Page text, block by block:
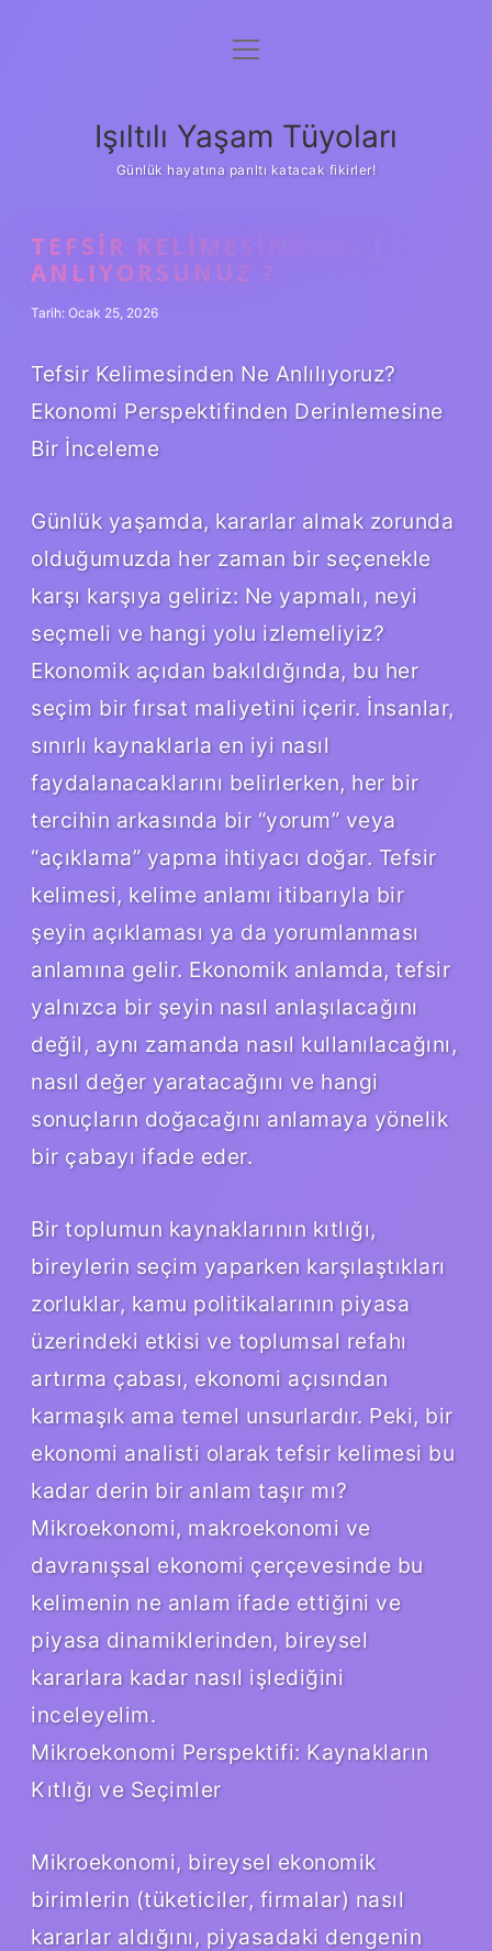
Anasayfa
Yasal Uyarı
menüyü
Işıltılı Yaşam Tüyoları
Günlük hayatına parıltı katacak fikirler!
TEFSIR KELIMESINDEN NE
ANLIYORSUNUZ ?
Tarih: Ocak 25, 2026
Tefsir Kelimesinden Ne Anlılıyoruz?
Ekonomi Perspektifinden Derinlemesine
Bir İnceleme
Günlük yaşamda, kararlar almak zorunda
olduğumuzda her zaman bir seçenekle
karşı karşıya geliriz: Ne yapmalı, neyi
seçmeli ve hangi yolu izlemeliyiz?
Ekonomik açıdan bakıldığında, bu her
seçim bir fırsat maliyetini içerir. İnsanlar,
sınırlı kaynaklarla en iyi nasıl
faydalanacaklarını belirlerken, her bir
tercihin arkasında bir “yorum” veya
“açıklama” yapma ihtiyacı doğar. Tefsir
kelimesi, kelime anlamı itibarıyla bir
şeyin açıklaması ya da yorumlanması
anlamına gelir. Ekonomik anlamda, tefsir
yalnızca bir şeyin nasıl anlaşılacağını
değil, aynı zamanda nasıl kullanılacağını,
nasıl değer yaratacağını ve hangi
sonuçların doğacağını anlamaya yönelik
bir çabayı ifade eder.
Bir toplumun kaynaklarının kıtlığı,
bireylerin seçim yaparken karşılaştıkları
zorluklar, kamu politikalarının piyasa
üzerindeki etkisi ve toplumsal refahı
artırma çabası, ekonomi açısından
karmaşık ama temel unsurlardır. Peki, bir
ekonomi analisti olarak tefsir kelimesi bu
kadar derin bir anlam taşır mı?
Mikroekonomi, makroekonomi ve
davranışsal ekonomi çerçevesinde bu
kelimenin ne anlam ifade ettiğini ve
piyasa dinamiklerinden, bireysel
kararlara kadar nasıl işlediğini
inceleyelim.
Mikroekonomi Perspektifi: Kaynakların
Kıtlığı ve Seçimler
Mikroekonomi, bireysel ekonomik
birimlerin (tüketiciler, firmalar) nasıl
kararlar aldığını, piyasadaki dengenin